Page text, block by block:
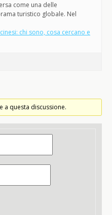
come una delle
turistico globale. Nel
chi sono, cosa cercano e
a questa discussione.